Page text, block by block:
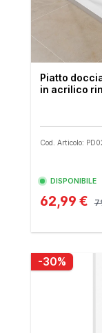
Piatto
in acrilico
Cod. Articolo:
DISPONIBILE
62,99 €
-30%